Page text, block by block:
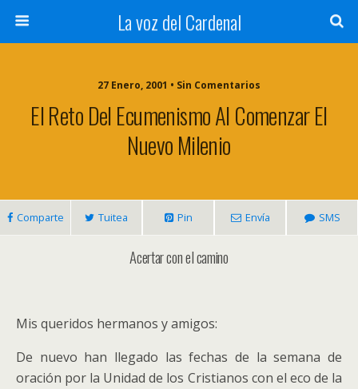
La voz del Cardenal
27 Enero, 2001 • Sin Comentarios
El Reto Del Ecumenismo Al Comenzar El
Nuevo Milenio
Comparte Tuitea Pin Envía SMS
Acertar con el camino
Mis queridos hermanos y amigos:
De nuevo han llegado las fechas de la semana de
oración por la Unidad de los Cristianos con el eco de la